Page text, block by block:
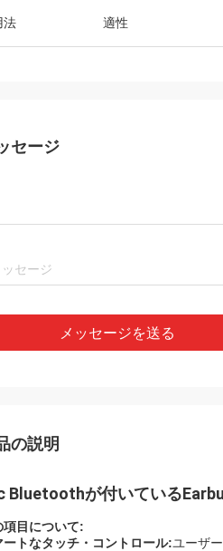
法 適性
セージ
メッセージを送る
の説明
Bluetoothが付いている
項目について:
ートなタッチ・コントロール:ユーザ